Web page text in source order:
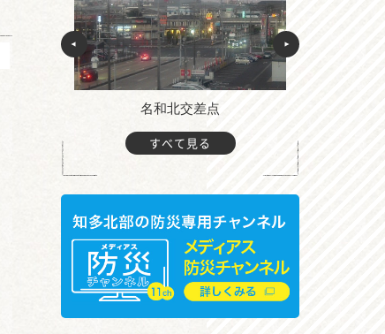
名和北交差点
すべて見る